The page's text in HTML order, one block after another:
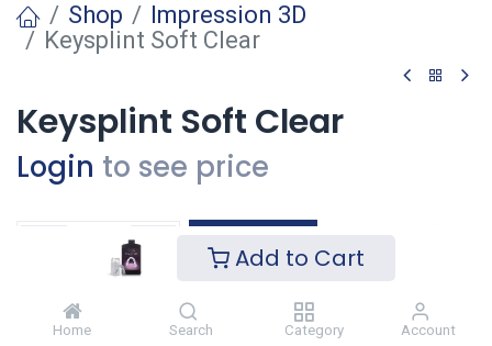
Add to Cart
Home Search Category Account
Shop
Impression 3D
Keysplint Soft Clear
Keysplint Soft Clear
Login to see price
Ajouter
Ajouter à la liste de souhaits